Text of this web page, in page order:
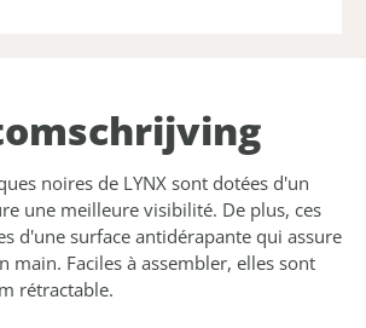
noires de LYNX sont dotées d'un
une meilleure visibilité. De plus, ces
d'une surface antidérapante qui assure
main. Faciles à assembler, elles sont
rétractable.